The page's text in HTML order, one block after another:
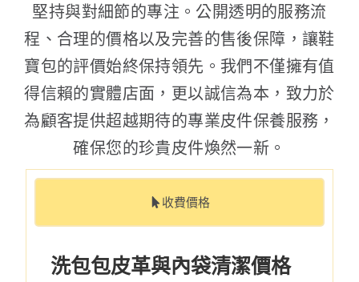
堅持與對細節的專注。公開透明的服務流
程、合理的價格以及完善的售後保障，讓鞋
寶包的評價始終保持領先。我們不僅擁有值
得信賴的實體店面，更以誠信為本，致力於
為顧客提供超越期待的專業皮件保養服務，
確保您的珍貴皮件煥然一新。
收費價格
洗包包皮革與內袋清潔價格